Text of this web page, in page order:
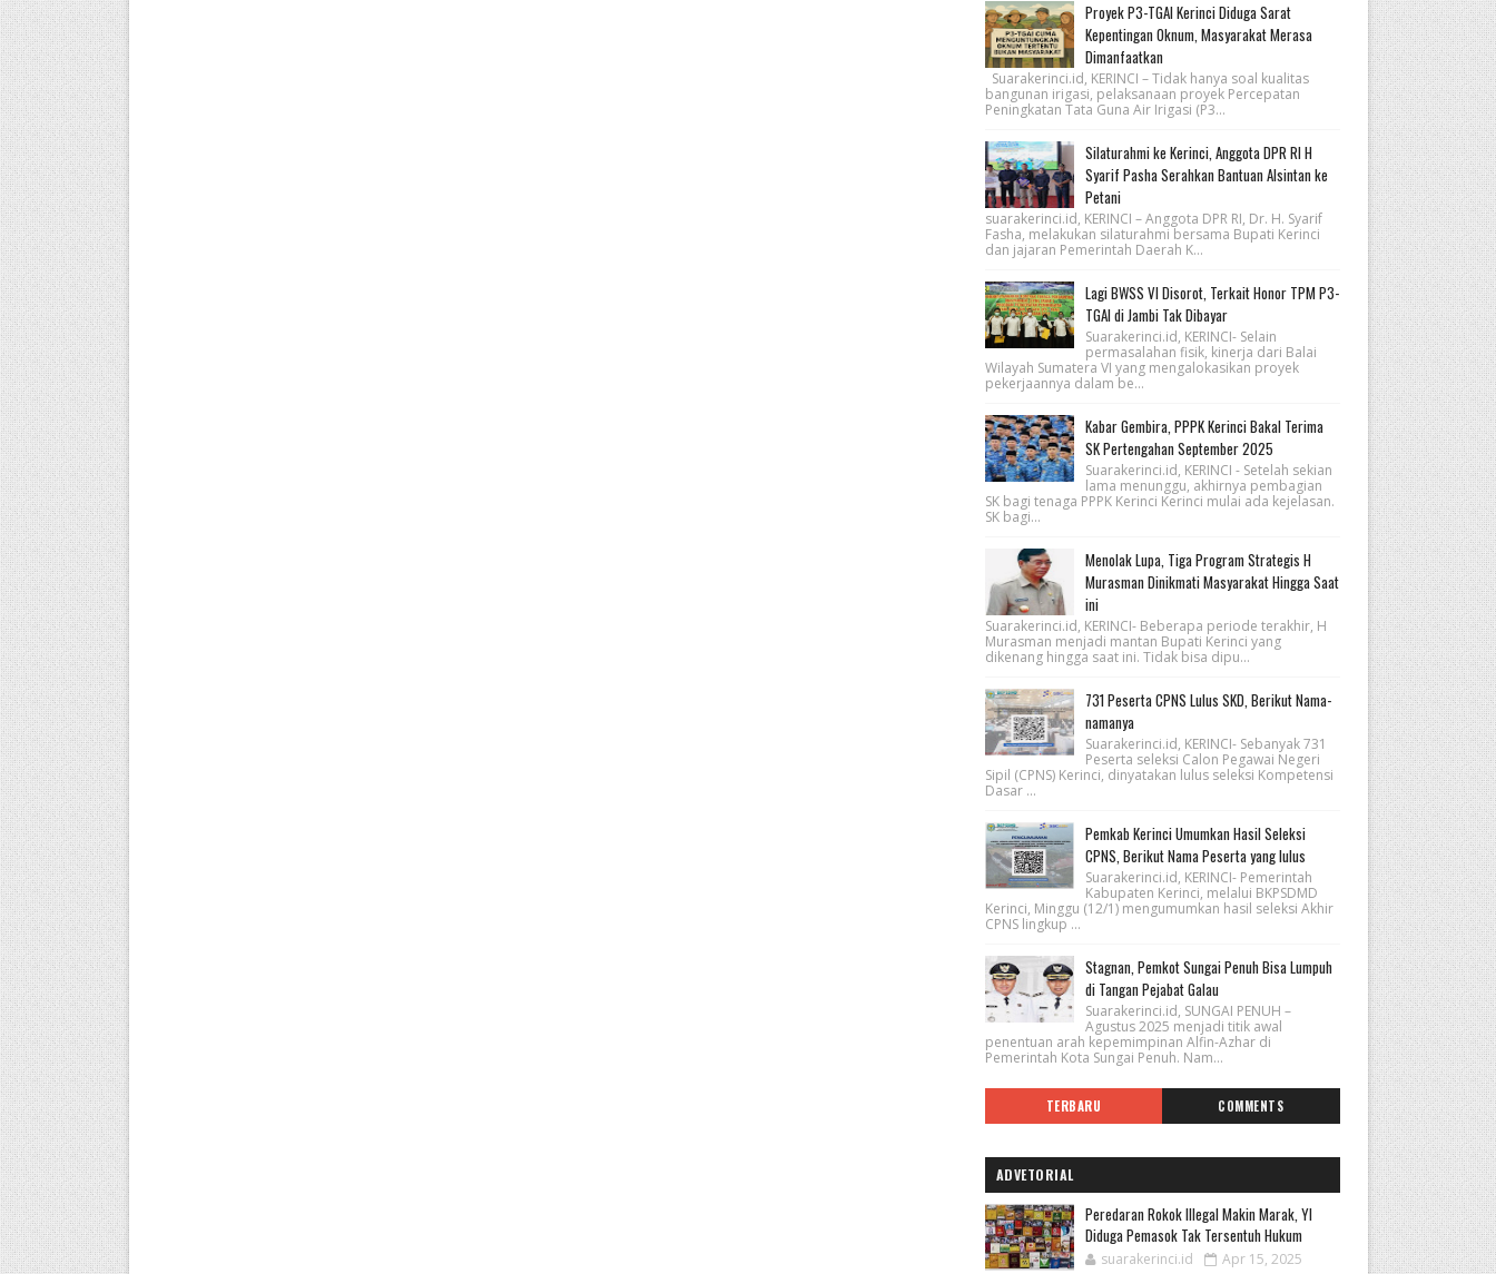
Proyek P3-TGAI Kerinci Diduga Sarat
Kepentingan Oknum, Masyarakat Merasa
Dimanfaatkan
Suarakerinci.id, KERINCI – Tidak hanya soal kualitas
bangunan irigasi, pelaksanaan proyek Percepatan
Peningkatan Tata Guna Air Irigasi (P3...
Silaturahmi ke Kerinci, Anggota DPR RI H
Syarif Pasha Serahkan Bantuan Alsintan ke
Petani
suarakerinci.id, KERINCI – Anggota DPR RI, Dr. H. Syarif
Fasha, melakukan silaturahmi bersama Bupati Kerinci
dan jajaran Pemerintah Daerah K...
Lagi BWSS VI Disorot, Terkait Honor TPM P3-
TGAI di Jambi Tak Dibayar
Suarakerinci.id, KERINCI- Selain
permasalahan fisik, kinerja dari Balai
Wilayah Sumatera VI yang mengalokasikan proyek
pekerjaannya dalam be...
Kabar Gembira, PPPK Kerinci Bakal Terima
SK Pertengahan September 2025
Suarakerinci.id, KERINCI - Setelah sekian
lama menunggu, akhirnya pembagian
SK bagi tenaga PPPK Kerinci Kerinci mulai ada kejelasan.
SK bagi...
Menolak Lupa, Tiga Program Strategis H
Murasman Dinikmati Masyarakat Hingga Saat
ini
Suarakerinci.id, KERINCI- Beberapa periode terakhir, H
Murasman menjadi mantan Bupati Kerinci yang
dikenang hingga saat ini. Tidak bisa dipu...
731 Peserta CPNS Lulus SKD, Berikut Nama-
namanya
Suarakerinci.id, KERINCI- Sebanyak 731
Peserta seleksi Calon Pegawai Negeri
Sipil (CPNS) Kerinci, dinyatakan lulus seleksi Kompetensi
Dasar ...
Pemkab Kerinci Umumkan Hasil Seleksi
CPNS, Berikut Nama Peserta yang lulus
Suarakerinci.id, KERINCI- Pemerintah
Kabupaten Kerinci, melalui BKPSDMD
Kerinci, Minggu (12/1) mengumumkan hasil seleksi Akhir
CPNS lingkup ...
Stagnan, Pemkot Sungai Penuh Bisa Lumpuh
di Tangan Pejabat Galau
Suarakerinci.id, SUNGAI PENUH –
Agustus 2025 menjadi titik awal
penentuan arah kepemimpinan Alfin-Azhar di
Pemerintah Kota Sungai Penuh. Nam...
TERBARU COMMENTS
ADVETORIAL
Peredaran Rokok Illegal Makin Marak, YI
Diduga Pemasok Tak Tersentuh Hukum
suarakerinci.id Apr 15, 2025